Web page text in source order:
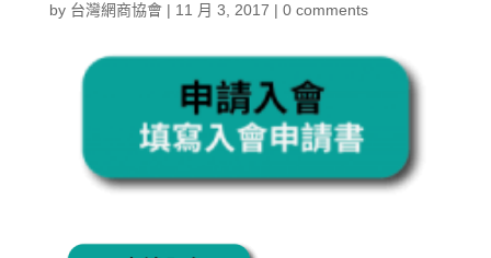
by 台灣網商協會| 11 月 3, 2017 | 0 comments